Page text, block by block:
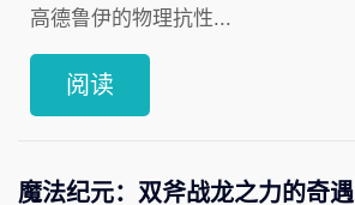
高德鲁伊的物理抗性...
阅读
魔法纪元：双斧战龙之力的奇遇